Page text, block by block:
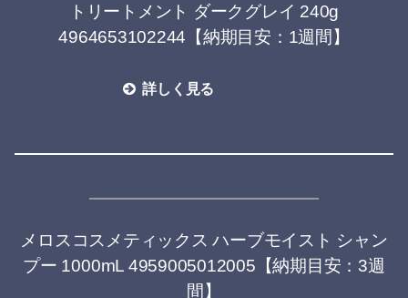
トリートメント ダークグレイ 240g
4964653102244【納期目安：1週間】
詳しく見る
メロスコスメティックス ハーブモイスト シャン
プー 1000mL 4959005012005【納期目安：3週
間】